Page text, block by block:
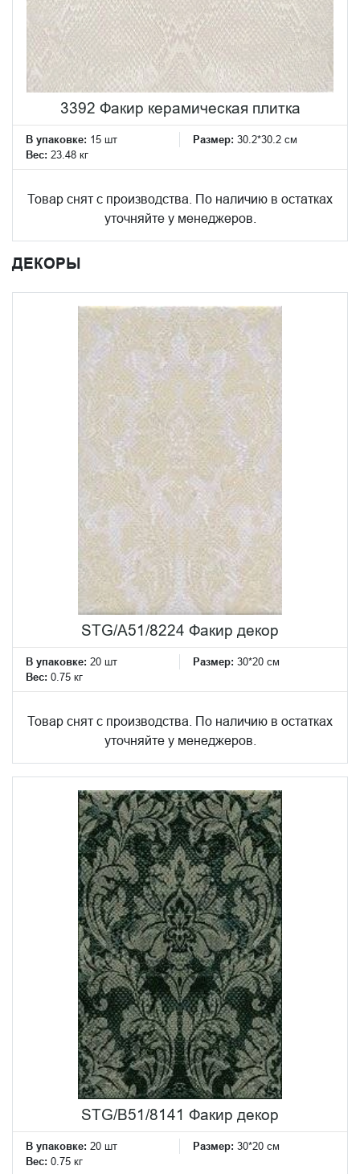
3392 Факир керамическая плитка
В упаковке: 15 шт Размер: 30.2*30.2 см
Вес: 23.48 кг
Товар снят с производства. По наличию в остатках
уточняйте у менеджеров.
ДЕКОРЫ
STG/A51/8224 Факир декор
В упаковке: 20 шт Размер: 30*20 см
Вес: 0.75 кг
Товар снят с производства. По наличию в остатках
уточняйте у менеджеров.
STG/B51/8141 Факир декор
В упаковке: 20 шт Размер: 30*20 см
Вес: 0.75 кг